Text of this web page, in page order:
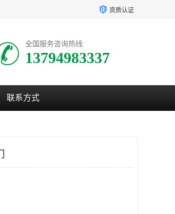
资质认证
全国服务咨询热线:
13794983337
联系方式